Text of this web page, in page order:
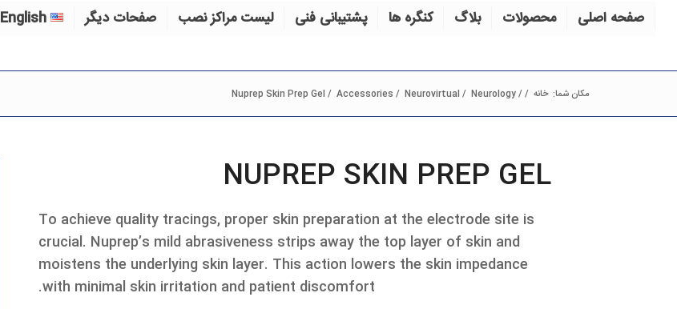
صفحه اصلی محصولات بلاگ کنگره ها پشتیبانی فنی لیست مراکز نصب صفحات دیگر English
مکان شما: خانه /
/
Neurology
/
Neurovirtual
/
Accessories
/
Nuprep Skin Prep Gel
NUPREP SKIN PREP GEL
To achieve quality tracings, proper skin preparation at the electrode site is
crucial. Nuprep’s mild abrasiveness strips away the top layer of skin and
moistens the underlying skin layer. This action lowers the skin impedance
with minimal skin irritation and patient discomfort.